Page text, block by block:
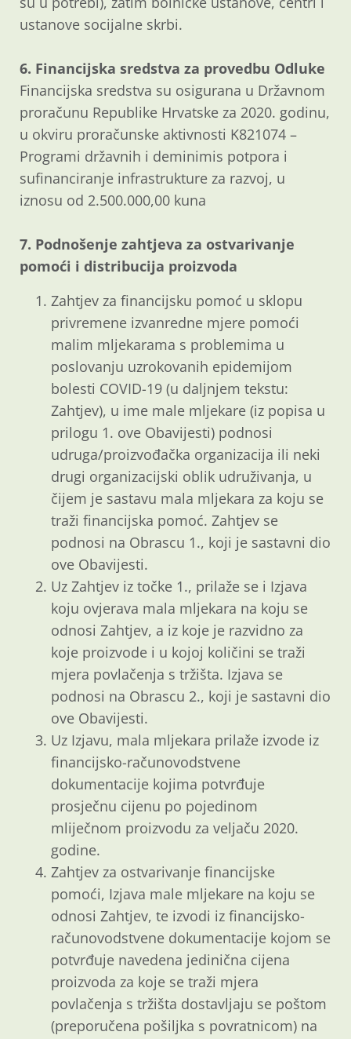
ustanove socijalne skrbi.
6. Financijska sredstva za provedbu Odluke
Financijska sredstva su osigurana u Državnom
proračunu Republike Hrvatske za 2020. godinu,
u okviru proračunske aktivnosti K821074 –
Programi državnih i deminimis potpora i
sufinanciranje infrastrukture za razvoj, u
iznosu od 2.500.000,00 kuna
7. Podnošenje zahtjeva za ostvarivanje
pomoći i distribucija proizvoda
Zahtjev za financijsku pomoć u sklopu
privremene izvanredne mjere pomoći
malim mljekarama s problemima u
poslovanju uzrokovanih epidemijom
bolesti COVID-19 (u daljnjem tekstu:
Zahtjev), u ime male mljekare (iz popisa u
prilogu 1. ove Obavijesti) podnosi
udruga/proizvođačka organizacija ili neki
drugi organizacijski oblik udruživanja, u
čijem je sastavu mala mljekara za koju se
traži financijska pomoć. Zahtjev se
podnosi na Obrascu 1., koji je sastavni dio
ove Obavijesti.
Uz Zahtjev iz točke 1., prilaže se i Izjava
koju ovjerava mala mljekara na koju se
odnosi Zahtjev, a iz koje je razvidno za
koje proizvode i u kojoj količini se traži
mjera povlačenja s tržišta. Izjava se
podnosi na Obrascu 2., koji je sastavni dio
ove Obavijesti.
Uz Izjavu, mala mljekara prilaže izvode iz
financijsko-računovodstvene
dokumentacije kojima potvrđuje
prosječnu cijenu po pojedinom
mliječnom proizvodu za veljaču 2020.
godine.
Zahtjev za ostvarivanje financijske
pomoći, Izjava male mljekare na koju se
odnosi Zahtjev, te izvodi iz financijsko-
računovodstvene dokumentacije kojom se
potvrđuje navedena jedinična cijena
proizvoda za koje se traži mjera
povlačenja s tržišta dostavljaju se poštom
(preporučena pošiljka s povratnicom) na